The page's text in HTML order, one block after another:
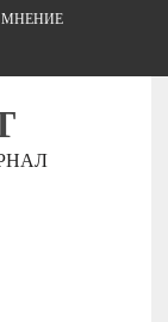
МНЕНИЕ